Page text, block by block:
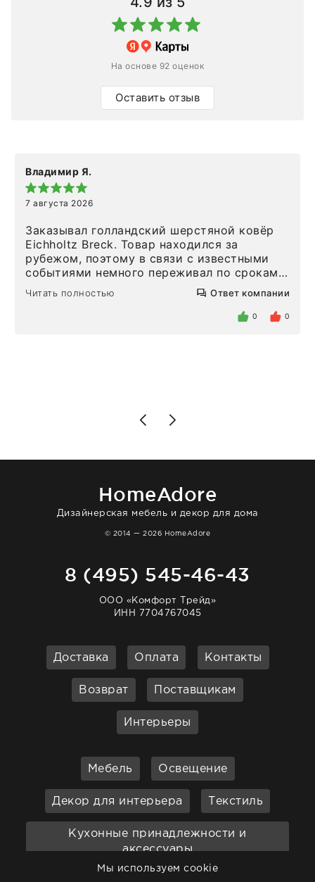
На основе 92 оценок
Оставить отзыв
Владимир Я.
7 августа 2026
Заказывал голландский шерстяной ковёр
Eichholtz Breck. Товар находился за
рубежом, поэтому в связи с известными
событиями немного переживал по срокам.
Но homeadore привезли ровно в
определенное в договоре время, без
то качество выше всяких похвал. Выглядит
Читать полностью Ответ компании
0 0
HomeAdore
Дизайнерская мебель и декор для дома
© 2014 — 2026 HomeAdore
8 (495) 545-46-43
ООО «Комфорт Трейд»
ИНН 7704767045
Доставка Оплата Контакты
Возврат Поставщикам
Интерьеры
Мебель Освещение
Декор для интерьера Текстиль
Кухонные принадлежности и
аксессуары
Мы используем cookie